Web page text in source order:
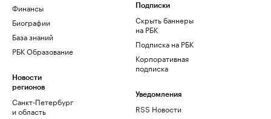
Финансы
Биографии
База знаний
РБК Образование
Новости
регионов
Санкт-Петербург
и область
Подписки
Скрыть баннеры
на РБК
Подписка на РБК
Корпоративная
подписка
Уведомления
RSS Новости